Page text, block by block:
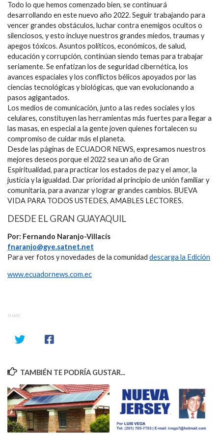
Todo lo que hemos comenzado bien, se continuará
desarrollando en este nuevo año 2022. Seguir trabajando para
vencer grandes obstáculos, luchar contra enemigos ocultos o
silenciosos, y esto incluye nuestros grandes miedos, traumas y
apegos tóxicos. Asuntos políticos, económicos, de salud,
educación y corrupción, continúan siendo temas para trabajar
seriamente. Se enfatizan los de seguridad cibernética, los
avances espaciales y los conflictos bélicos apoyados por las
ciencias tecnológicas y biológicas, que van evolucionando a
pasos agigantados.
Los medios de comunicación, junto a las redes sociales y los
celulares, constituyen las herramientas más fuertes para llegar a
las masas, en especial a la gente joven quienes fortalecen su
compromiso de cuidar más el planeta.
Desde las páginas de ECUADOR NEWS, expresamos nuestros
mejores deseos porque el 2022 sea un año de Gran
Espiritualidad, para practicar los estados de paz y el amor, la
justicia y la igualdad. Dar prioridad al principio de unión familiar y
comunitaria, para avanzar y lograr grandes cambios. BUEVA
VIDA PARA TODOS USTEDES, AMABLES LECTORES.
DESDE EL GRAN GUAYAQUIL
Por: Fernando Naranjo-Villacís
fnaranjo@gye.satnet.net
Para ver fotos y novedades de la comunidad descarga la Edición
www.ecuadornews.com.ec
SHARE
TAMBIÉN TE PODRÍA GUSTAR...